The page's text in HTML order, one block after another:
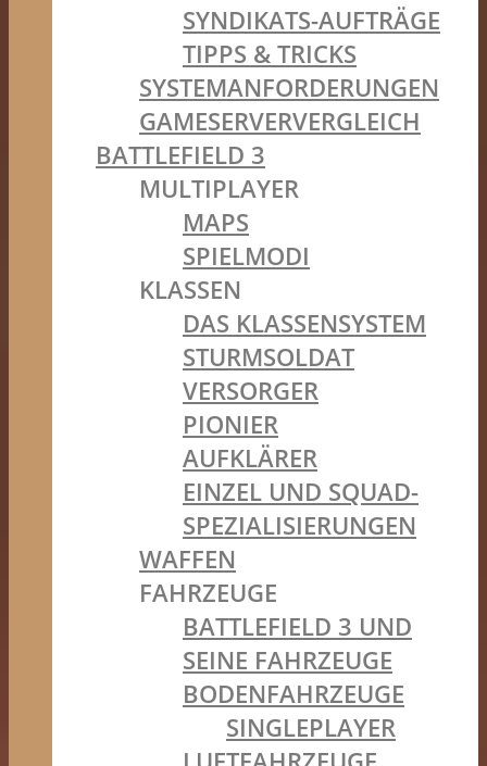
SYNDIKATS-AUFTRÄGE
TIPPS & TRICKS
SYSTEMANFORDERUNGEN
GAMESERVERVERGLEICH
BATTLEFIELD 3
MULTIPLAYER
MAPS
SPIELMODI
KLASSEN
DAS KLASSENSYSTEM
STURMSOLDAT
VERSORGER
PIONIER
AUFKLÄRER
EINZEL UND SQUAD-
SPEZIALISIERUNGEN
WAFFEN
FAHRZEUGE
BATTLEFIELD 3 UND
SEINE FAHRZEUGE
BODENFAHRZEUGE
SINGLEPLAYER